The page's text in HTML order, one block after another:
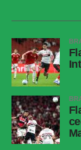
Atlético-MG